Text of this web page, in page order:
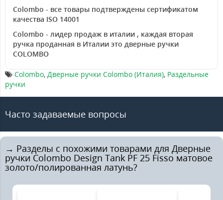
Colombo - все товары подтверждены сертификатом
качества ISO 14001
Colombo - лидер продаж в италии , каждая вторая
ручка проданная в Италии это дверные ручки
COLOMBO
Colombo, Дверные ручки Colombo (Италия), Раздельные
ручки
Часто задаваемые вопросы
→ Разделы с похожими товарами для Дверные
ручки Colombo Design Tank PF 25 Fisso матовое
золото/полированная латунь?